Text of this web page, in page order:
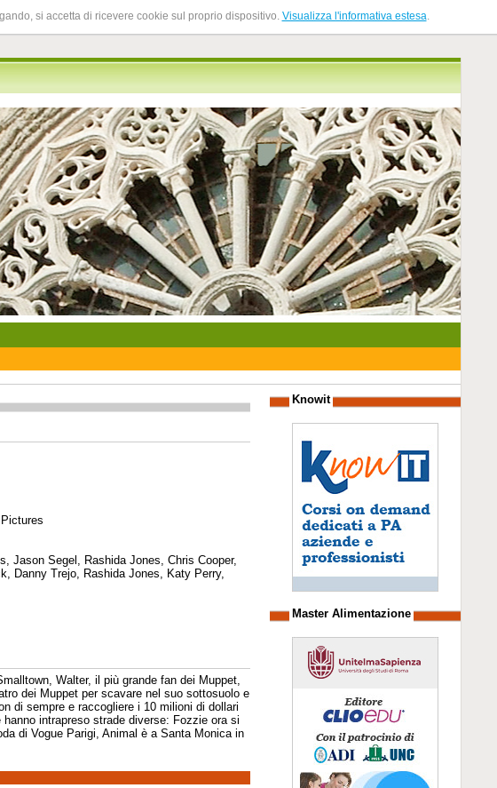
si accetta di ricevere cookie sul proprio dispositivo. Visualizza l'informativa estesa.
Jason Segel, Rashida Jones, Chris Cooper,
Danny Trejo, Rashida Jones, Katy Perry,
Walter, il più grande fan dei Muppet,
dei Muppet per scavare nel suo sottosuolo e
di sempre e raccogliere i 10 milioni di dollari
intrapreso strade diverse: Fozzie ora si
di Vogue Parigi, Animal è a Santa Monica in
Knowit
Master Alimentazione